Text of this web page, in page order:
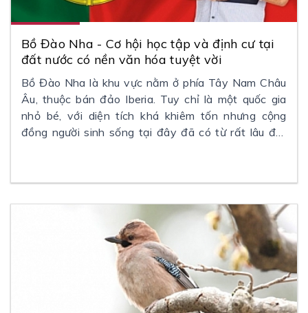
Bồ Đào Nha - Cơ hội học tập và định cư tại
đất nước có nền văn hóa tuyệt vời
Bồ Đào Nha là khu vực nằm ở phía Tây Nam Châu
Âu, thuộc bán đảo Iberia. Tuy chỉ là một quốc gia
nhỏ bé, với diện tích khá khiêm tốn nhưng cộng
đồng người sinh sống tại đây đã có từ rất lâu đời,